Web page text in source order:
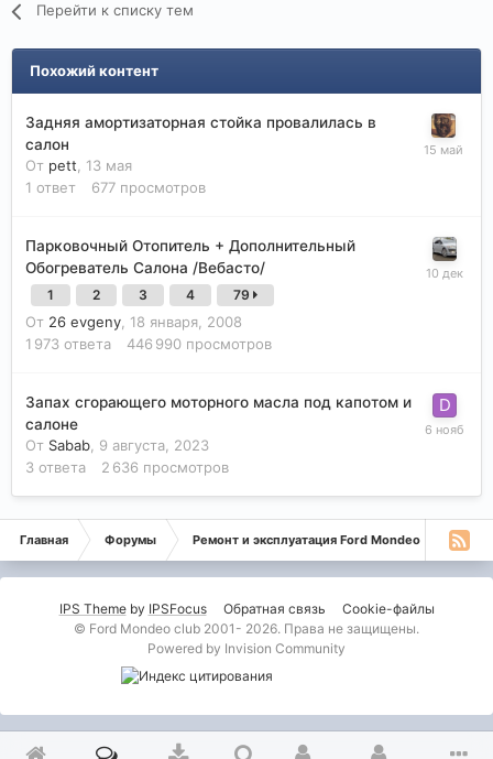
Перейти к списку тем
Похожий контент
Задняя амортизаторная стойка провалилась в
салон
От pett
13 мая
1 ответ 677 просмотров
Парковочный Отопитель + Дополнительный
Обогреватель Салона /Вебасто/
1 2 3 4 79
От 26 evgeny 18 января, 2008
1 973 ответа 446 990 просмотров
Запах сгорающего моторного масла под капотом и
салоне
От Sabab 9 августа, 2023
3 ответа 2 636 просмотров
Главная Форумы Ремонт и эксплуатация Ford Mondeo
IPS Themeby IPSFocus Обратная связь
Cookie-файлы
© Ford Mondeo club 2001- 2026. Права не защищены.
Powered by Invision Community